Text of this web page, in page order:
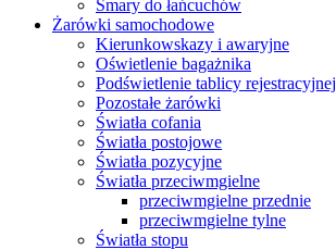
Smary do łańcuchów
Żarówki samochodowe
Kierunkowskazy i awaryjne
Oświetlenie bagażnika
Podświetlenie tablicy rejestracyjnej
Pozostałe żarówki
Światła cofania
Światła postojowe
Światła pozycyjne
Światła przeciwmgielne
przeciwmgielne przednie
przeciwmgielne tylne
Światła stopu